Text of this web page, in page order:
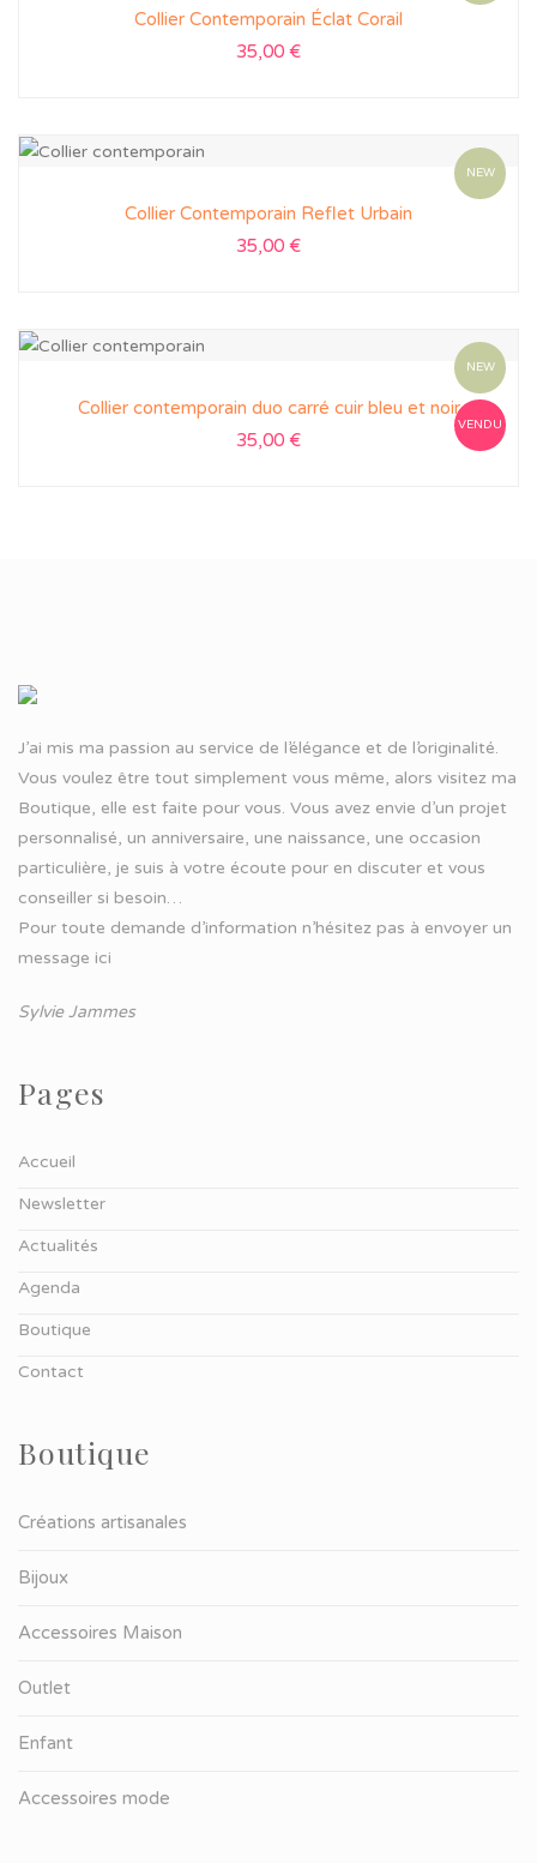
Collier Contemporain Éclat Corail
35,00 €
NEW
Collier Contemporain Reflet Urbain
35,00 €
NEW
VENDU
Collier contemporain duo carré cuir bleu et noir
35,00 €
J’ai mis ma passion au service de l’élégance et de l’originalité.
Vous voulez être tout simplement vous même, alors visitez ma
Boutique, elle est faite pour vous. Vous avez envie d’un projet
personnalisé, un anniversaire, une naissance, une occasion
particulière, je suis à votre écoute pour en discuter et vous
conseiller si besoin…
Pour toute demande d’information n’hésitez pas à envoyer un
message ici
Sylvie Jammes
Pages
Accueil
Newsletter
Actualités
Agenda
Boutique
Contact
Boutique
Créations artisanales
Bijoux
Accessoires Maison
Outlet
Enfant
Accessoires mode